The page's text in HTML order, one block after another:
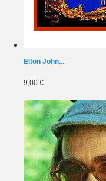
Elton John...
9,00 €